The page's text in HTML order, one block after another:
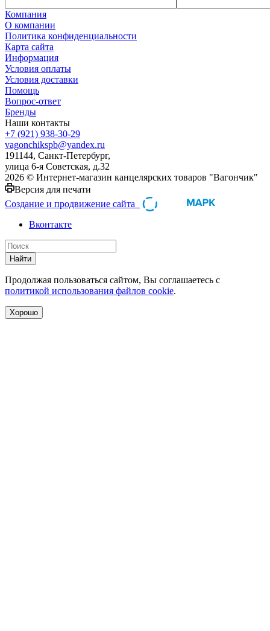
Компания
О компании
Политика конфиденциальности
Карта сайта
Информация
Условия оплаты
Условия доставки
Помощь
Вопрос-ответ
Бренды
Наши контакты
+7 (921) 938-30-29
vagonchikspb@yandex.ru
191144, Санкт-Петербург,
улица 6-я Советская, д.32
2026 © Интернет-магазин канцелярских товаров "Вагончик"
Версия для печати
Создание и продвижение сайта
Вконтакте
Найти
Продолжая пользоваться сайтом, Вы соглашаетесь с
политикой использования файлов cookie.
Хорошо